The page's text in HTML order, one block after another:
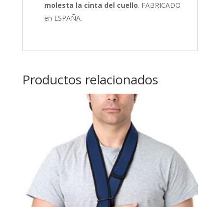
molesta la cinta del cuello. FABRICADO
en ESPAÑA.
Productos relacionados